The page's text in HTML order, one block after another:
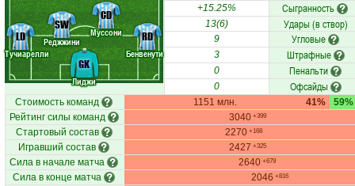
Лиджи
Тучиарелли
Реджжини
Муссони
Бенвенути
GK
LD
SW
CD
RD
+15.25% Сыгранность
13(6) Удары (в створ)
9 Угловые
3 Штрафные
0 Пенальти
0 Офсайды
Стоимость команд 1151 млн. 41%
59%
Рейтинг силы команд
3040 +399
Стартовый состав 2270 +168
Игравший состав 2427 +325
Сила в начале матча 2640 +679
Сила в конце матча 2046 +816